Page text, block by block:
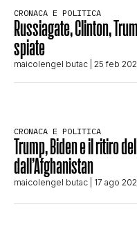
COMPLOTTI,
EVERGREEN
TRUFFE E SOCIAL
CLIMA ED
CRONACA E POLITICA
Russiagate, Clinton,
spiate
maicolengel butac | 25 feb
CRONACA E POLITICA
Trump, Biden e il ritiro
dall’Afghanistan
maicolengel butac | 17 ago